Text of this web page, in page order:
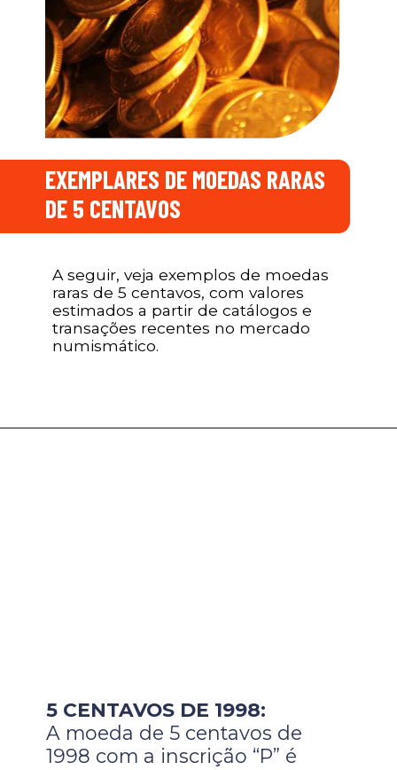
A seguir, veja exemplos de moedas
raras de 5 centavos, com valores
estimados a partir de catálogos e
transações recentes no mercado
numismático.
EXEMPLARES DE MOEDAS RARAS
DE 5 CENTAVOS
5 CENTAVOS DE 1998:
A moeda de 5 centavos de
1998 com a inscrição “P” é